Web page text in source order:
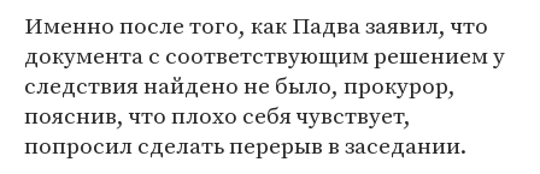
Именно после того, как Падва заявил, что
документа с соответствующим решением у
следствия найдено не было, прокурор,
пояснив, что плохо себя чувствует,
попросил сделать перерыв в заседании.